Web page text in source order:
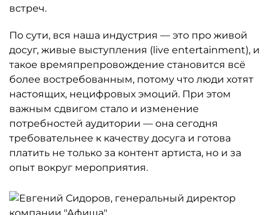
встреч.
По сути, вся наша индустрия — это про живой
досуг, живые выступления (live entertainment), и
такое времяпрепровождение становится всё
более востребованным, потому что люди хотят
настоящих, нецифровых эмоций. При этом
важным сдвигом стало и изменение
потребностей аудитории — она сегодня
требовательнее к качеству досуга и готова
платить не только за контент артиста, но и за
опыт вокруг мероприятия.